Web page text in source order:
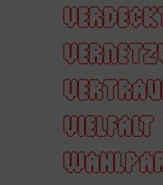
VIELFALT